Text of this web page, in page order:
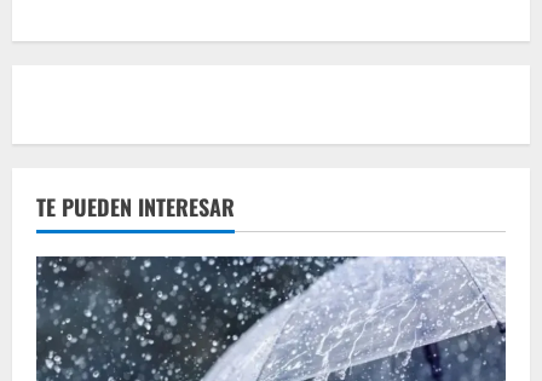
TE PUEDEN INTERESAR